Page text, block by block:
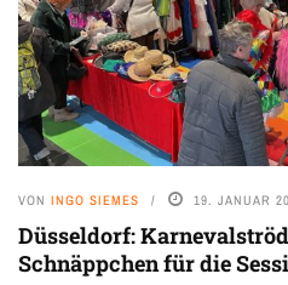
VON INGO SIEMES 19. JANUAR
Düsseldorf:
Schnäppchen für die